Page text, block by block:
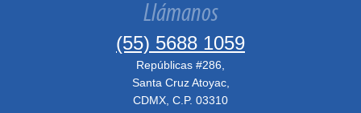
Llámanos
(55) 5688 1059
Repúblicas #286,
Santa Cruz Atoyac,
CDMX, C.P. 03310